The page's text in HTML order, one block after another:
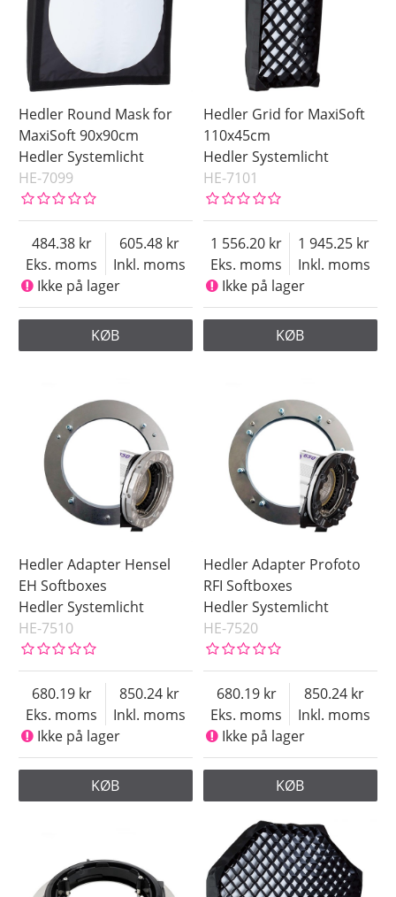
Hedler Round Mask for
MaxiSoft 90x90cm
Hedler Systemlicht
HE-7099
Eks. moms
484.38
Inkl. moms
605.48
Ikke på lager
KØB
Hedler Grid for MaxiSoft
110x45cm
Hedler Systemlicht
HE-7101
Eks. moms
1 556.20
Inkl. moms
1 945.25
Ikke på lager
KØB
Hedler Adapter Hensel
EH Softboxes
Hedler Systemlicht
HE-7510
Eks. moms
680.19
Inkl. moms
850.24
Ikke på lager
KØB
Hedler Adapter Profoto
RFI Softboxes
Hedler Systemlicht
HE-7520
Eks. moms
680.19
Inkl. moms
850.24
Ikke på lager
KØB